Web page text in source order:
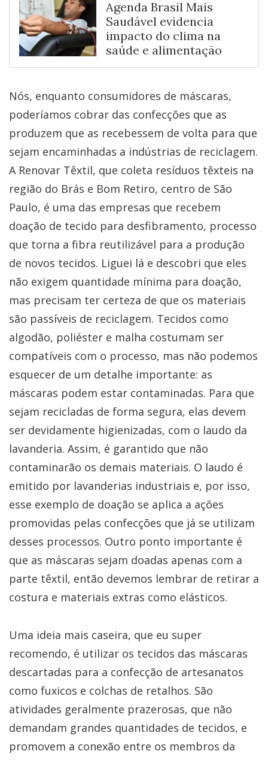
Agenda Brasil Mais
Saudável evidencia
impacto do clima na
saúde e alimentação
Nós, enquanto consumidores de máscaras,
poderíamos cobrar das confecções que as
produzem que as recebessem de volta para que
sejam encaminhadas a indústrias de reciclagem.
A Renovar Têxtil, que coleta resíduos têxteis na
região do Brás e Bom Retiro, centro de São
Paulo, é uma das empresas que recebem
doação de tecido para desfibramento, processo
que torna a fibra reutilizável para a produção
de novos tecidos. Liguei lá e descobri que eles
não exigem quantidade mínima para doação,
mas precisam ter certeza de que os materiais
são passíveis de reciclagem. Tecidos como
algodão, poliéster e malha costumam ser
compatíveis com o processo, mas não podemos
esquecer de um detalhe importante: as
máscaras podem estar contaminadas. Para que
sejam recicladas de forma segura, elas devem
ser devidamente higienizadas, com o laudo da
lavanderia. Assim, é garantido que não
contaminarão os demais materiais. O laudo é
emitido por lavanderias industriais e, por isso,
esse exemplo de doação se aplica a ações
promovidas pelas confecções que já se utilizam
desses processos. Outro ponto importante é
que as máscaras sejam doadas apenas com a
parte têxtil, então devemos lembrar de retirar a
costura e materiais extras como elásticos.
Uma ideia mais caseira, que eu super
recomendo, é utilizar os tecidos das máscaras
descartadas para a confecção de artesanatos
como fuxicos e colchas de retalhos. São
atividades geralmente prazerosas, que não
demandam grandes quantidades de tecidos, e
promovem a conexão entre os membros da